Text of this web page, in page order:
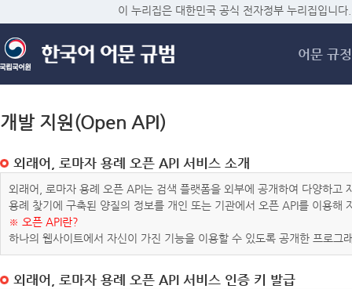
메
이 누리집은 대한민국 공식 전자정부 누리집입니다.
어문 규정
개발 지원(Open API)
외래어, 로마자 용례 오픈 API 서비스 소개
외래어, 로마자 용례 오픈 API는 검색 플랫폼을 외부에 공개하여 다양하
용례 찾기에 구축된 양질의 정보를 개인 또는 기관에서 오픈 API를 이용해
※ 오픈 API란?
하나의 웹사이트에서 자신이 가진 기능을 이용할 수 있도록 공개한 프로그
외래어, 로마자 용례 오픈 API 서비스 인증 키 발급